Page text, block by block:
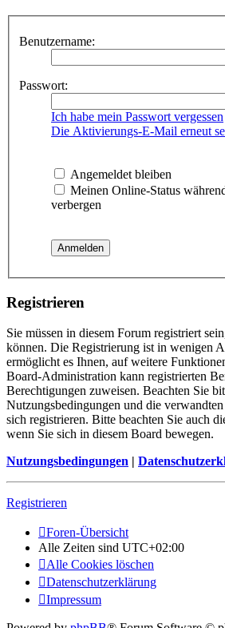
Benutzername:
Passwort:
Ich habe mein Passwort vergessen
Die Aktivierungs-E-Mail erneut
Angemeldet bleiben
Meinen Online-Status
verbergen
Registrieren
Sie müssen in diesem Forum registriert
können. Die Registrierung ist in wenigen
ermöglicht es Ihnen, auf weitere
Board-Administration kann registrierten
Berechtigungen zuweisen. Beachten Sie
Nutzungsbedingungen und die
sich registrieren. Bitte beachten Sie auch
wenn Sie sich in diesem Board bewegen.
Nutzungsbedingungen |
Registrieren
Foren-Übersicht
Alle Zeiten sind UTC+02:00
Alle Cookies löschen
Datenschutzerklärung
Impressum